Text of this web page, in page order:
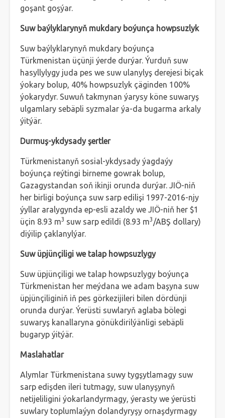
goşant goşýar.
Suw baýlyklarynyň mukdary boýunça howpsuzlyk
Suw baýlyklarynyň mukdary boýunça
Türkmenistan üçünji ýerde durýar. Ýurduň suw
hasyllylygy juda pes we suw ulanylyş derejesi biçak
ýokary bolup, 40% howpsuzlyk çäginden 100%
ýokarydyr. Suwuň takmynan ýarysy köne suwaryş
ulgamlary sebäpli syzmalar ýa-da bugarma arkaly
ýitýär.
Durmuş-ykdysady şertler
Türkmenistanyň sosial-ykdysady ýagdaýy
boýunça reýtingi birneme gowrak bolup,
Gazagystandan soň ikinji orunda durýar. JIÖ-niň
her birligi boýunça suw sarp edilişi 1997-2016-njy
ýyllar aralygynda ep-esli azaldy we JIÖ-niň her $1
üçin 8.93 m3 suw sarp edildi (8.93 m3 /ABŞ dollary)
diýilip çaklanylýar.
Suw üpjünçiligi we talap howpsuzlygy
Suw üpjünçiligi we talap howpsuzlygy boýunça
Türkmenistan her meýdana we adam başyna suw
üpjünçiliginiň iň pes görkezijileri bilen dördünji
orunda durýar. Ýerüsti suwlaryň aglaba bölegi
suwaryş kanallaryna gönükdirilýänligi sebäpli
bugaryp ýitýär.
Maslahatlar
Alymlar Türkmenistana suwy tygşytlamagy suw
sarp edişden ileri tutmagy, suw ulanyşynyň
netijeliligini ýokarlandyrmagy, ýerasty we ýerüsti
suwlary toplumlaýyn dolandyryşy ornaşdyrmagy